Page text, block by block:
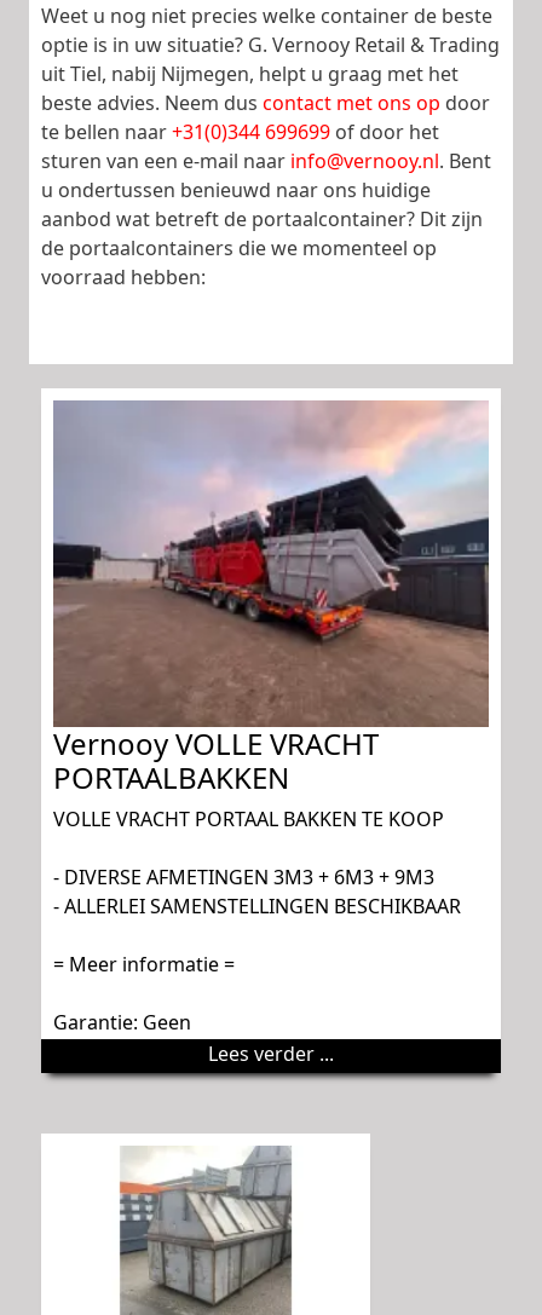
Weet u nog niet precies welke container de beste
optie is in uw situatie? G. Vernooy Retail & Trading
uit Tiel, nabij Nijmegen, helpt u graag met het
beste advies. Neem dus contact met ons op door
te bellen naar+31(0)344 699699 of door het
sturen van een e-mail naar info@vernooy.nl. Bent
u ondertussen benieuwd naar ons huidige
aanbod wat betreft de portaalcontainer? Dit zijn
de portaalcontainers die we momenteel op
voorraad hebben:
Vernooy VOLLE VRACHT
PORTAALBAKKEN
VOLLE VRACHT PORTAAL BAKKEN TE KOOP
- DIVERSE AFMETINGEN 3M3 + 6M3 + 9M3
- ALLERLEI SAMENSTELLINGEN BESCHIKBAAR
= Meer informatie =
Garantie: Geen
Lees verder ...